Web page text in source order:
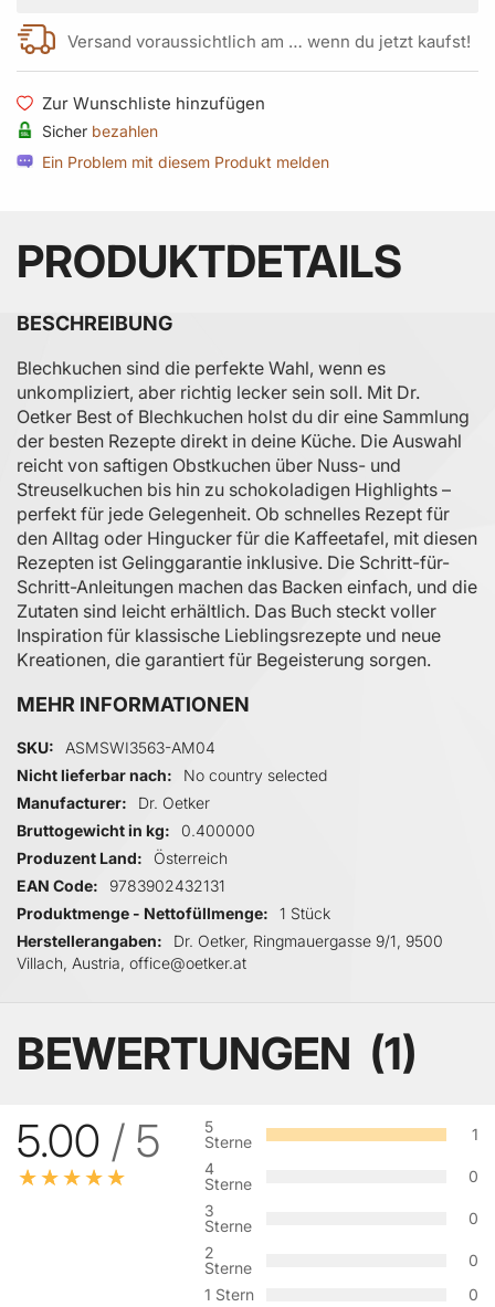
Versand voraussichtlich am … wenn du jetzt kaufst!
Zur Wunschliste hinzufügen
Sicher bezahlen
Ein Problem mit diesem Produkt melden
PRODUKTDETAILS
BESCHREIBUNG
Blechkuchen sind die perfekte Wahl, wenn es
unkompliziert, aber richtig lecker sein soll. Mit Dr.
Oetker Best of Blechkuchen holst du dir eine Sammlung
der besten Rezepte direkt in deine Küche. Die Auswahl
reicht von saftigen Obstkuchen über Nuss- und
Streuselkuchen bis hin zu schokoladigen Highlights –
perfekt für jede Gelegenheit. Ob schnelles Rezept für
den Alltag oder Hingucker für die Kaffeetafel, mit diesen
Rezepten ist Gelinggarantie inklusive. Die Schritt-für-
Schritt-Anleitungen machen das Backen einfach, und die
Zutaten sind leicht erhältlich. Das Buch steckt voller
Inspiration für klassische Lieblingsrezepte und neue
Kreationen, die garantiert für Begeisterung sorgen.
MEHR INFORMATIONEN
Mehr Informationen
SKU
ASMSWI3563-AM04
Nicht lieferbar nach
No country selected
Manufacturer
Dr. Oetker
Bruttogewicht in kg
0.400000
Produzent Land
Österreich
EAN Code
9783902432131
Produktmenge - Nettofüllmenge
1 Stück
Herstellerangaben
Dr. Oetker, Ringmauergasse 9/1, 9500
Villach, Austria, office@oetker.at
BEWERTUNGEN
1
5.00 / 5
5
Sterne
1
4
Sterne
0
3
Sterne
0
2
Sterne
0
1 Stern
0